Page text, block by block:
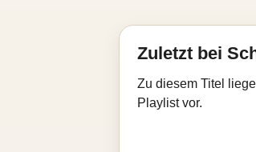
Zuletzt bei
Zu diesem Titel
Playlist vor.